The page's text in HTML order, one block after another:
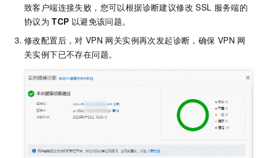
致客户端连接失败，您可以根据诊断建议修改 SSL 服务端的
协议为 TCP 以避免该问题。
修改配置后，对 VPN 网关实例再次发起诊断，确保 VPN 网
关实例下已不存在问题。